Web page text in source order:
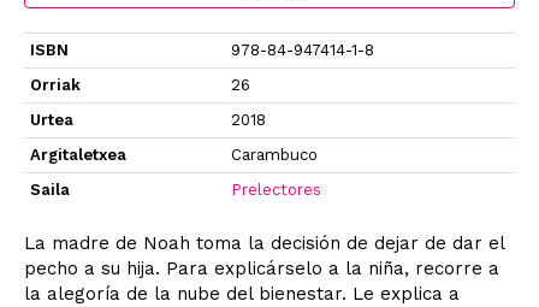
ISBN
978-84-947414-1-8
Orriak
26
Urtea
2018
Argitaletxea
Carambuco
Saila
Prelectores
La madre de Noah toma la decisión de dejar de dar el
pecho a su hija. Para explicárselo a la niña, recorre a
la alegoría de la nube del bienestar. Le explica a